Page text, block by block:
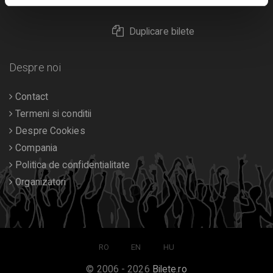
Duplicare bilete
Despre noi
Contact
Termeni si conditii
Despre Cookies
Compania
Politica de confidentialitate
Organizatori
RO EN HU
© 2006 - 2026 Bilete.ro